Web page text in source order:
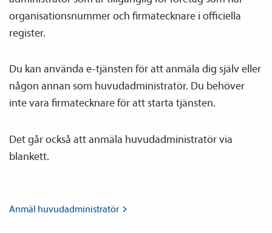
organisationsnummer och firmatecknare i officiella
register.
Du kan använda e-tjänsten för att anmäla dig själv eller
någon annan som huvud­­administratör. Du behöver
inte vara firmatecknare för att starta tjänsten.
Det går också att anmäla huvud­­administratör via
blankett.
Anmäl huvud­­administratör